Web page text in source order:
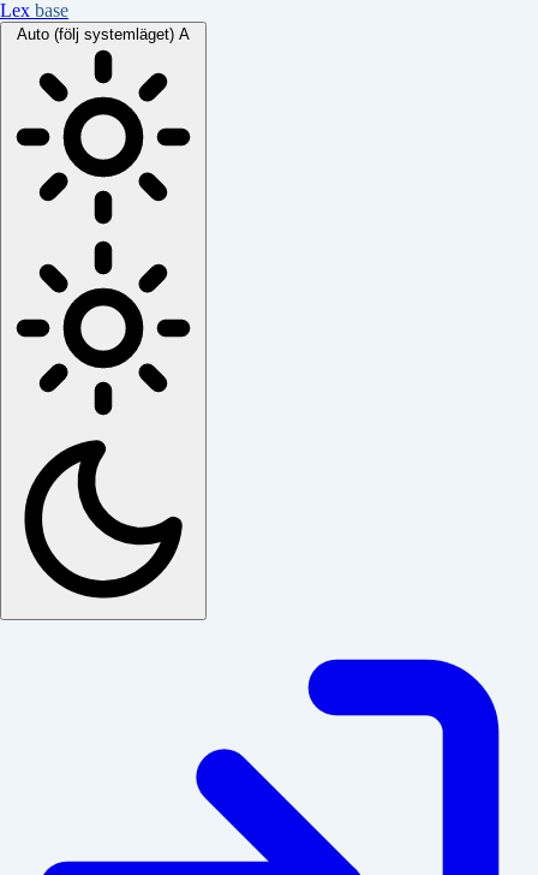
Lex base
Auto (följ systemläget) A